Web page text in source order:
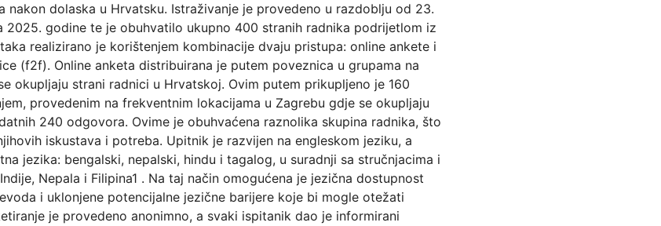
nakon dolaska u Hrvatsku. Istraživanje je provedeno u razdoblju od 23.
2025. godine te je obuhvatilo ukupno 400 stranih radnika podrijetlom iz
realizirano je korištenjem kombinacije dvaju pristupa: online ankete i
(f2f). Online anketa distribuirana je putem poveznica u grupama na
okupljaju strani radnici u Hrvatskoj. Ovim putem prikupljeno je 160
provedenim na frekventnim lokacijama u Zagrebu gdje se okupljaju
240 odgovora. Ovime je obuhvaćena raznolika skupina radnika, što
iskustava i potreba. Upitnik je razvijen na engleskom jeziku, a
jezika: bengalski, nepalski, hindu i tagalog, u suradnji sa stručnjacima i
Nepala i Filipina1 . Na taj način omogućena je jezična dostupnost
i uklonjene potencijalne jezične barijere koje bi mogle otežati
je provedeno anonimno, a svaki ispitanik dao je informirani